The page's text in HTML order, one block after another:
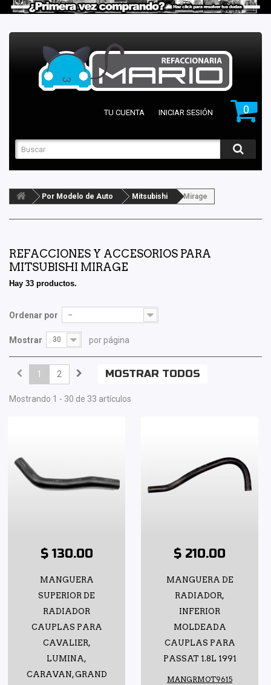
0
TU CUENTA INICIAR SESIÓN
Por Modelo de Auto Mitsubishi Mirage
REFACCIONES Y ACCESORIOS PARA
MITSUBISHI MIRAGE
Hay 33 productos.
Ordenar por --
Mostrar 30 por página
MOSTRAR TODOS
1 2
Mostrando 1 - 30 de 33 artículos
$ 130.00
MANGUERA
SUPERIOR DE
RADIADOR
CAUPLAS PARA
CAVALIER,
LUMINA,
CARAVAN, GRAND
$ 210.00
MANGUERA DE
RADIADOR,
INFERIOR
MOLDEADA
CAUPLAS PARA
PASSAT 1.8L 1991
MANGRMOT9615